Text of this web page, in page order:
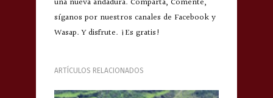
síganos por nuestros canales de Facebook y
Wasap. Y disfrute. ¡Es gratis!
ARTÍCULOS RELACIONADOS